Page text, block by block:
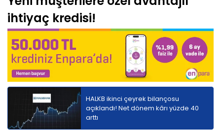
ihtiyaç kredisi!
HALKB ikinci çeyrek bilançosu
açıklandı! Net dönem kârı yüzde 40
arttı